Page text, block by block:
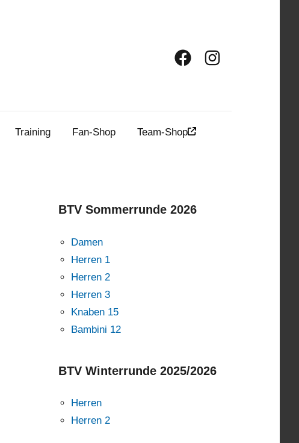
FacebookInstagram
Training Fan-Shop Team-Shop
BTV Sommerrunde 2026
Damen
Herren 1
Herren 2
Herren 3
Knaben 15
Bambini 12
BTV Winterrunde 2025/2026
Herren
Herren 2